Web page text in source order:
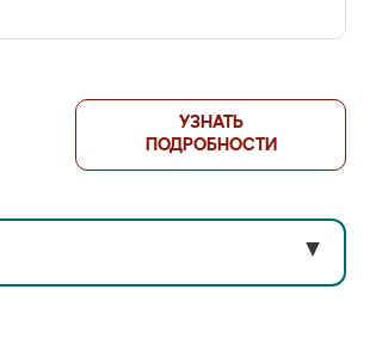
УЗНАТЬ
ПОДРОБНОСТИ
▼